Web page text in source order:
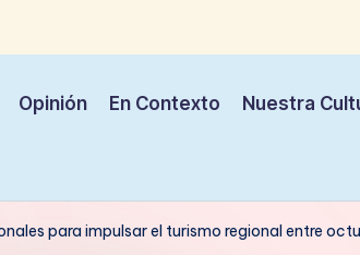
Opinión En Contexto Nuestra
para impulsar el turismo regional entre